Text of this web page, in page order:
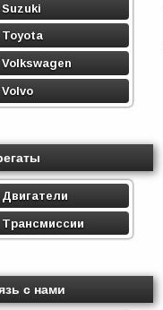
Suzuki
Toyota
Volkswagen
Volvo
Двигатели
Трансмиссии
с нами